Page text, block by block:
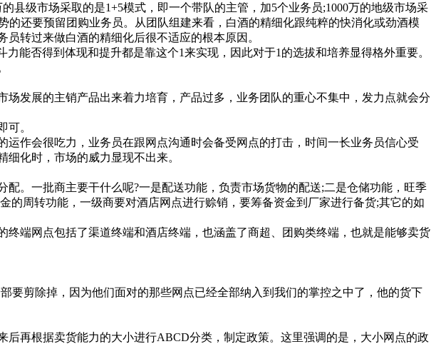
级市场采取的是1+5模式，即一个带队的主管，加5个业务员;1000万的地级市场采
还要预留团购业务员。从团队组建来看，白酒的精细化跟纯粹的快消化或劲酒模
转过来做白酒的精细化后很不适应的根本原因。
否得到体现和提升都是靠这个1来实现，因此对于1的选拔和培养显得格外重要。
展的主销产品出来着力培育，产品过多，业务团队的重心不集中，发力点就会分
。
作会很吃力，业务员在跟网点沟通时会备受网点的打击，时间一长业务员信心受
化时，市场的威力显现不出来。
一批商主要干什么呢?一是配送功能，负责市场货物的配送;二是仓储功能，旺季
周转功能，一级商要对酒店网点进行赊销，要筹备资金到厂家进行备货;其它的如
端网点包括了渠道终端和酒店终端，也涵盖了商超、团购类终端，也就是能够卖货
剪除掉，因为他们面对的那些网点已经全部纳入到我们的掌控之中了，他的货下
再根据卖货能力的大小进行ABCD分类，制定政策。这里强调的是，大小网点的政